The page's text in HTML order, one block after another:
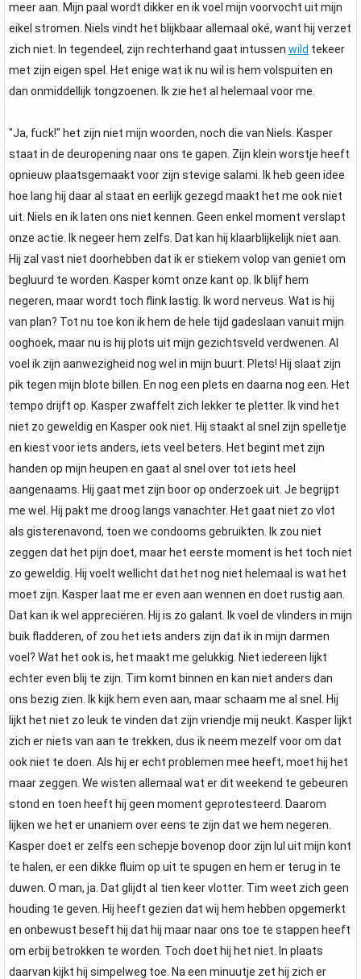
meer aan. Mijn paal wordt dikker en ik voel mijn voorvocht uit mijn
eikel stromen. Niels vindt het blijkbaar allemaal oké, want hij verzet
zich niet. In tegendeel, zijn rechterhand gaat intussen wild tekeer
met zijn eigen spel. Het enige wat ik nu wil is hem volspuiten en
dan onmiddellijk tongzoenen. Ik zie het al helemaal voor me.
"Ja, fuck!" het zijn niet mijn woorden, noch die van Niels. Kasper
staat in de deuropening naar ons te gapen. Zijn klein worstje heeft
opnieuw plaatsgemaakt voor zijn stevige salami. Ik heb geen idee
hoe lang hij daar al staat en eerlijk gezegd maakt het me ook niet
uit. Niels en ik laten ons niet kennen. Geen enkel moment verslapt
onze actie. Ik negeer hem zelfs. Dat kan hij klaarblijkelijk niet aan.
Hij zal vast niet doorhebben dat ik er stiekem volop van geniet om
begluurd te worden. Kasper komt onze kant op. Ik blijf hem
negeren, maar wordt toch flink lastig. Ik word nerveus. Wat is hij
van plan? Tot nu toe kon ik hem de hele tijd gadeslaan vanuit mijn
ooghoek, maar nu is hij plots uit mijn gezichtsveld verdwenen. Al
voel ik zijn aanwezigheid nog wel in mijn buurt. Plets! Hij slaat zijn
pik tegen mijn blote billen. En nog een plets en daarna nog een. Het
tempo drijft op. Kasper zwaffelt zich lekker te pletter. Ik vind het
niet zo geweldig en Kasper ook niet. Hij staakt al snel zijn spelletje
en kiest voor iets anders, iets veel beters. Het begint met zijn
handen op mijn heupen en gaat al snel over tot iets heel
aangenaams. Hij gaat met zijn boor op onderzoek uit. Je begrijpt
me wel. Hij pakt me droog langs vanachter. Het gaat niet zo vlot
als gisterenavond, toen we condooms gebruikten. Ik zou niet
zeggen dat het pijn doet, maar het eerste moment is het toch niet
zo geweldig. Hij voelt wellicht dat het nog niet helemaal is wat het
moet zijn. Kasper laat me er even aan wennen en doet rustig aan.
Dat kan ik wel appreciëren. Hij is zo galant. Ik voel de vlinders in mijn
buik fladderen, of zou het iets anders zijn dat ik in mijn darmen
voel? Wat het ook is, het maakt me gelukkig. Niet iedereen lijkt
echter even blij te zijn. Tim komt binnen en kan niet anders dan
ons bezig zien. Ik kijk hem even aan, maar schaam me al snel. Hij
lijkt het niet zo leuk te vinden dat zijn vriendje mij neukt. Kasper lijkt
zich er niets van aan te trekken, dus ik neem mezelf voor om dat
ook niet te doen. Als hij er echt problemen mee heeft, moet hij het
maar zeggen. We wisten allemaal wat er dit weekend te gebeuren
stond en toen heeft hij geen moment geprotesteerd. Daarom
lijken we het er unaniem over eens te zijn dat we hem negeren.
Kasper doet er zelfs een schepje bovenop door zijn lul uit mijn kont
te halen, er een dikke fluim op uit te spugen en hem er terug in te
duwen. O man, ja. Dat glijdt al tien keer vlotter. Tim weet zich geen
houding te geven. Hij heeft gezien dat wij hem hebben opgemerkt
en onbewust beseft hij dat hij maar naar ons toe te stappen heeft
om erbij betrokken te worden. Toch doet hij het niet. In plaats
daarvan kijkt hij simpelweg toe. Na een minuutje zet hij zich er